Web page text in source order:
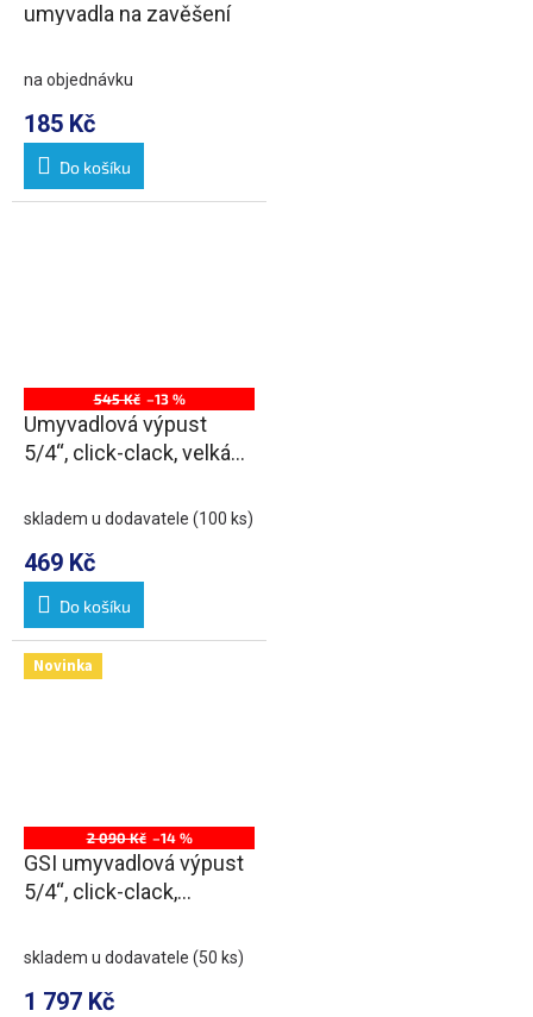
umyvadla na zavěšení
na objednávku
185 Kč
Do košíku
545 Kč –13 %
Umyvadlová výpust
5/4“, click-clack, velká
skladem u dodavatele (100 ks)
469 Kč
Do košíku
Novinka
2 090 Kč –14 %
GSI umyvadlová výpust
5/4“, click-clack,
65mm, bílá ExtraGlaze
skladem u dodavatele (50 ks)
1 797 Kč